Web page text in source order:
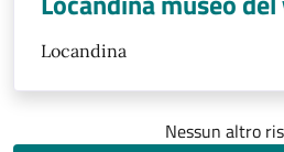
Locandina
Nessun altro